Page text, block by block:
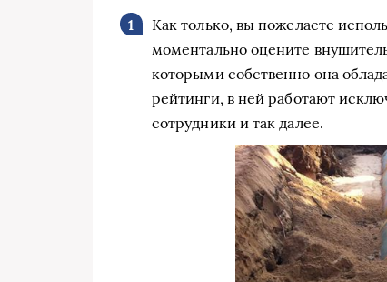
Как только, вы пожелаете
моментально оцените
которыми собственно она
рейтинги, в ней работают
сотрудники и так далее.